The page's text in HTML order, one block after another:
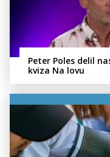
Peter Poles delil
kviza Na lovu